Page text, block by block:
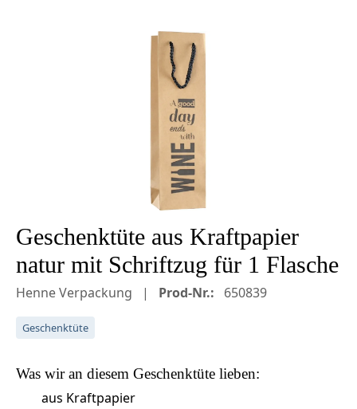
Bildergalerie überspringen
Geschenktüte aus Kraftpapier
natur mit Schriftzug für 1 Flasche
Henne Verpackung Prod-Nr.: 650839
Geschenktüte
Was wir an diesem Geschenktüte lieben:
aus Kraftpapier